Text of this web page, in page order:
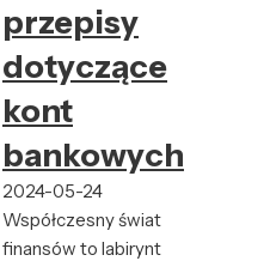
przepisy
dotyczące
kont
bankowych
2024-05-24
Współczesny świat
finansów to labirynt